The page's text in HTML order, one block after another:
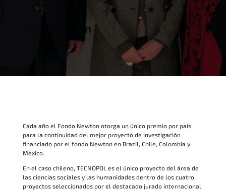
Cada año el Fondo Newton otorga un único premio por país
para la continuidad del mejor proyecto de investigación
financiado por el fondo Newton en Brazil, Chile, Colombia y
Mexico.
En el caso chileno, TECNOPOL es el único proyecto del área de
las ciencias sociales y las humanidades dentro de los cuatro
proyectos seleccionados por el destacado jurado internacional